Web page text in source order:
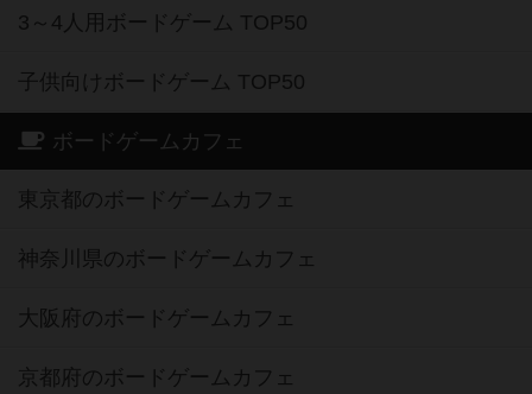
3～4人用ボードゲーム TOP50
子供向けボードゲーム TOP50
ボードゲームカフェ
東京都のボードゲームカフェ
神奈川県のボードゲームカフェ
大阪府のボードゲームカフェ
京都府のボードゲームカフェ